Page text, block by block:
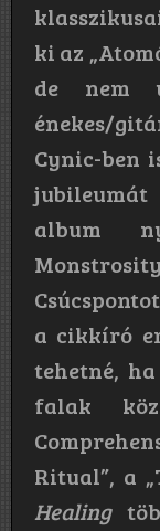
ki az
de nem
énekes/
Cynic-ben
album
a cikkíró
tehetné,
falak
Ritual”, a
Healing